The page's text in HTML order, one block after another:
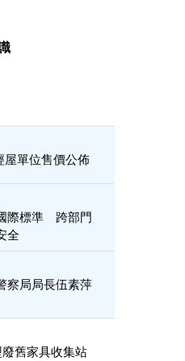
屋單位售價公佈
際標準 跨部門
全
察局局長伍素萍
舊家具收集站